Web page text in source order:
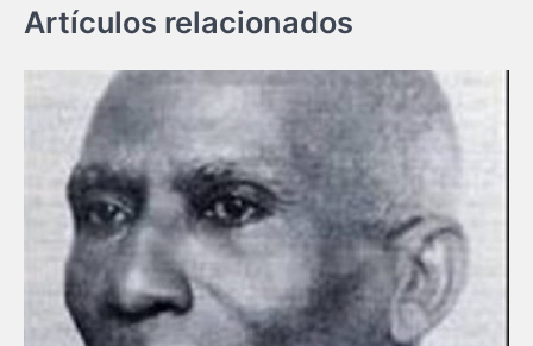
Artículos relacionados